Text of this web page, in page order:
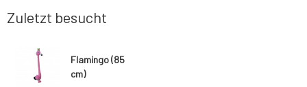
Zuletzt besucht
Flamingo (85
cm)